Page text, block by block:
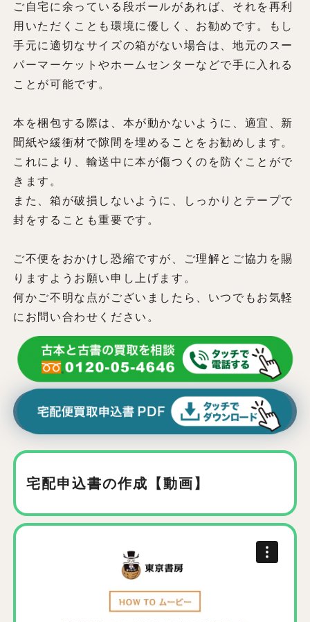
ご自宅に余っている段ボールがあれば、それを再利
用いただくことも環境に優しく、お勧めです。もし
手元に適切なサイズの箱がない場合は、地元のスー
パーマーケットやホームセンターなどで手に入れる
ことが可能です。
本を梱包する際は、本が動かないように、適宜、新
聞紙や緩衝材で隙間を埋めることをお勧めします。
これにより、輸送中に本が傷つくのを防ぐことがで
きます。
また、箱が破損しないように、しっかりとテープで
封をすることも重要です。
ご不便をおかけし恐縮ですが、ご理解とご協力を賜
りますようお願い申し上げます。
何かご不明な点がございましたら、いつでもお気軽
にお問い合わせください。
宅配申込書の作成【動画】